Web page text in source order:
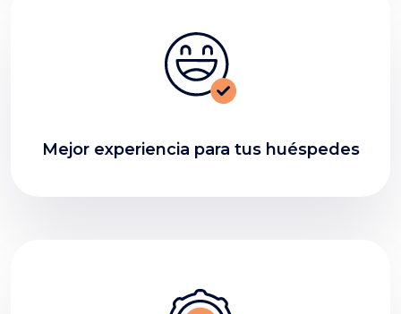
Mejor experiencia para tus huéspedes